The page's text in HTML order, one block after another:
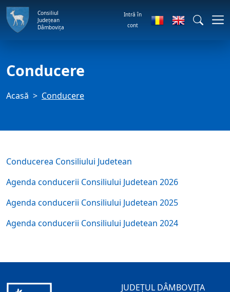
Consiliul
Județean
Dâmbovița
Intră în
cont
Conducere
Acasă Conducere
Conducerea Consiliului Judetean
Agenda conducerii Consiliului Judetean 2026
Agenda conducerii Consiliului Judetean 2025
Agenda conducerii Consiliului Judetean 2024
JUDEȚUL DÂMBOVIȚA